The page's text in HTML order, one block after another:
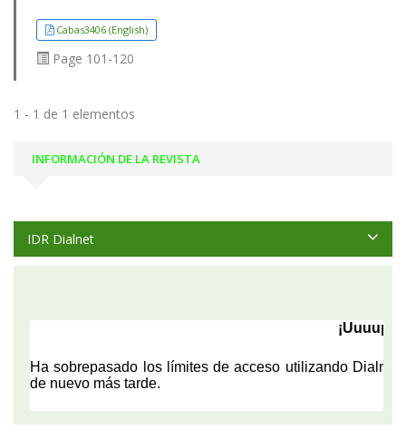
Cabas3406 (English)
Page 101-120
1 - 1 de 1 elementos
INFORMACIÓN DE LA REVISTA
IDR Dialnet